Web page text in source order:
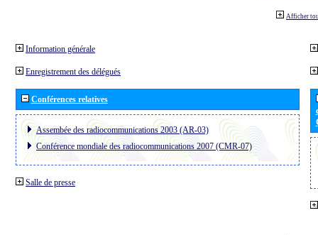
Afficher
Information générale
Enregistrement des délégués
Conférences relatives
Assembée des radiocommunications 2003 (AR-03)
Conférence mondiale des radiocommunications 2007 (CMR-07)
Salle de presse